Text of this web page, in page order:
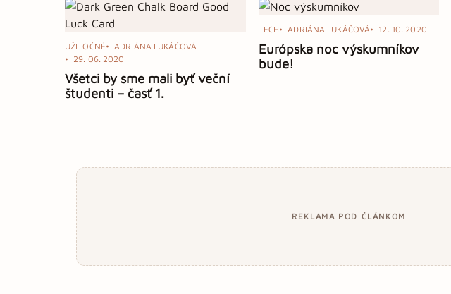
UŽITOČNÉ
ADRIÁNA LUKÁČOVÁ
29. 06. 2020
Všetci by sme mali byť veční
študenti – časť 1.
TECH ADRIÁNA LUKÁČOVÁ 12. 10. 2020
Európska noc výskumníkov
bude!
REKLAMA POD ČLÁNKOM